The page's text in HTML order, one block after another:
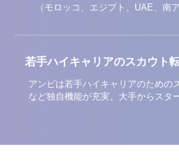
（モロッコ、エジプト、UAE、南
若手ハイキャリアのスカウト
アンビは若手ハイキャリアのための
など独自機能が充実。大手からスタ